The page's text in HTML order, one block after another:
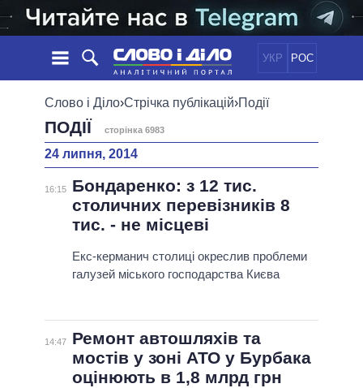
УКР РОС
НОВИНИ
СТРІЧКА
ПОДІЇ
СТАТТІ
ДУМКИ
ОГЛЯДИ
ДАЙДЖЕСТИ
ПОЛІТИКА
СУСПІЛЬСТВО
СВІТ
ОБIЦЯНКИ
УСІ ПОЛІТИКИ
ПРЕЗИДЕНТ І ОФІС
ВЕРХОВНА РАДА
КАБІНЕТ МІНІСТРІВ
ВСІ ПЕРСОНИ
ІНФОГРАФІКА
ПІДТРИМАТИ
ПОРІВНЯННЯ ПОЛІТИКІВ
Слово і Діло›Стрічка публікацій›Події
ПОДІЇ сторінка 6983
24 липня, 2014
16:15
Бондаренко: з 12 тис.
столичних перевізників 8
тис. - не місцеві
Екс-керманич столиці окреслив проблеми
галузей міського господарства Києва
14:47
Ремонт автошляхів та
мостів у зоні АТО у Бурбака
оцінюють в 1,8 млрд грн